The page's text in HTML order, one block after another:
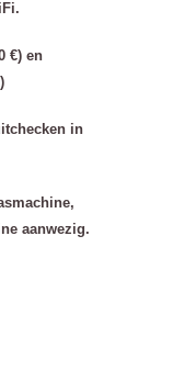
€) en
in
aanwezig.